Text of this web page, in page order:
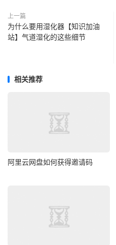
上一篇
为什么要用湿化器【知识加油
站】气道湿化的这些细节
相关推荐
阿里云网盘如何获得邀请码